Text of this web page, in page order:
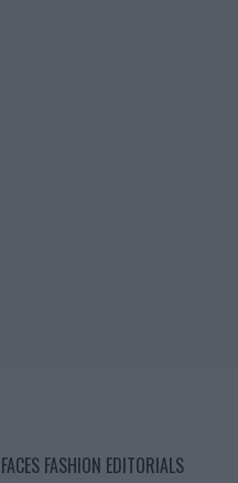
FACES FASHION EDITORIALS